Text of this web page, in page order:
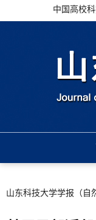
中国高校
山东科技大学学报（自